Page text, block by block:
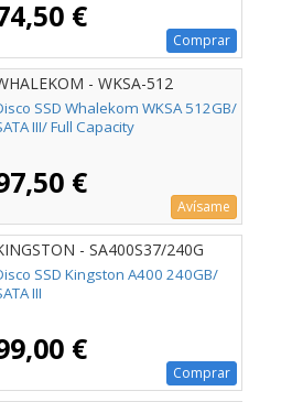
€
Comprar
- WKSA-512
SSD Whalekom WKSA 512GB/
III/ Full Capacity
€
Avísame
- SA400S37/240G
SSD Kingston A400 240GB/
III
€
Comprar